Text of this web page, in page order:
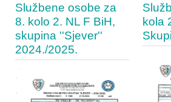
Službene osobe za
8. kolo 2. NL F BiH,
skupina ''Sjever''
2024./2025.
kola